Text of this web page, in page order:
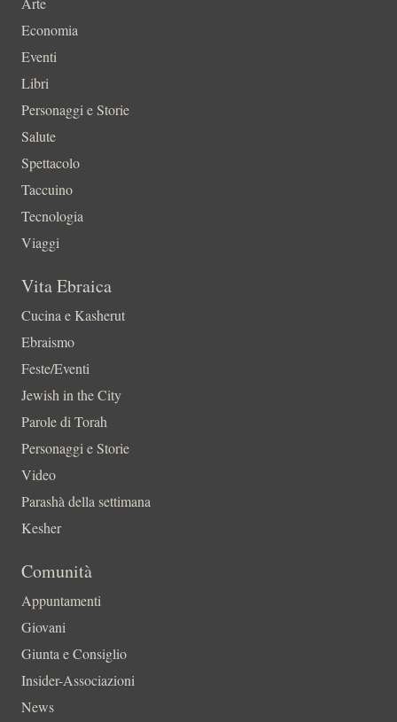
Economia
Eventi
Libri
Personaggi e Storie
Salute
Spettacolo
Taccuino
Tecnologia
Viaggi
Vita Ebraica
Cucina e Kasherut
Ebraismo
Feste/Eventi
Jewish in the City
Parole di Torah
Personaggi e Storie
Video
Parashà della settimana
Kesher
Comunità
Appuntamenti
Giovani
Giunta e Consiglio
Insider-Associazioni
News